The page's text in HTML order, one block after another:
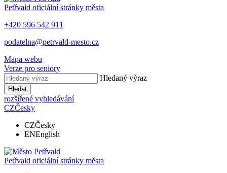
Petřvald oficiální stránky města
+420 596 542 911
podatelna@petrvald-mesto.cz
Mapa webu
Verze pro seniory
Hledaný výraz
Hledat
rozšířené vyhledávání
CZČesky
CZČesky
ENEnglish
Petřvald oficiální stránky města